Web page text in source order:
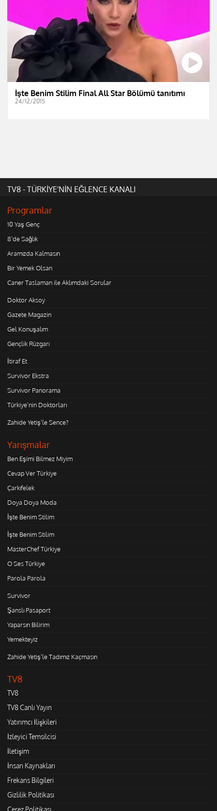
İşte Benim Stilim Final All Star Bölümü tanıtımı
24/12/2015
TV8 - TÜRKİYE'NİN EĞLENCE KANALI
Programlar
10 Yaş Genç
8'de Sağlık
Aramızda Kalmasın
Bir Yemek Olsan
Caner Taslaman ile Aklımdaki Sorular
Doktor Aksoy
Gazete Magazin
Gel Konuşalım
Gençlik Rüzgarı
İtiraf Et
Survivor Ekstra
Survivor Panorama
Türkiye'nin Doktorları
Zahide Yetiş'le Sence?
Yarışmalar
Ben Eşimi Bilmez Miyim
Cevap Ver Türkiye
Çarkıfelek
Doya Doya Moda
İşte Benim Stilim
İşte Benim Stilim
MasterChef Türkiye
O Ses Türkiye
Parola Parola
Survivor
Şanslı Pasaport
Yaparsın Bilirim
Yemekteyiz
Zahide Yetiş'le Tadımız Kaçmasın
TV8
TV8
TV8 Canlı Yayın
Yatırımcı İlişkileri
İzleyici Temsilcisi
İletişim
İnsan Kaynakları
Frekans Bilgileri
Gizlilik Politikası
Çerez Politikası